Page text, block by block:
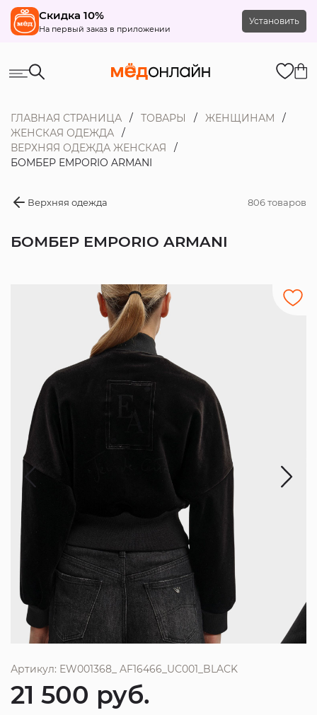
Скидка 10%
На первый заказ в приложении
Установить
ГЛАВНАЯ СТРАНИЦА ТОВАРЫ
ЖЕНЩИНАМ
ЖЕНСКАЯ ОДЕЖДА
ВЕРХНЯЯ ОДЕЖДА ЖЕНСКАЯ
БОМБЕР EMPORIO ARMANI
Верхняя одежда 806 товаров
БОМБЕР EMPORIO ARMANI
Артикул: EW001368_ AF16466_UC001_BLACK
21 500 руб.